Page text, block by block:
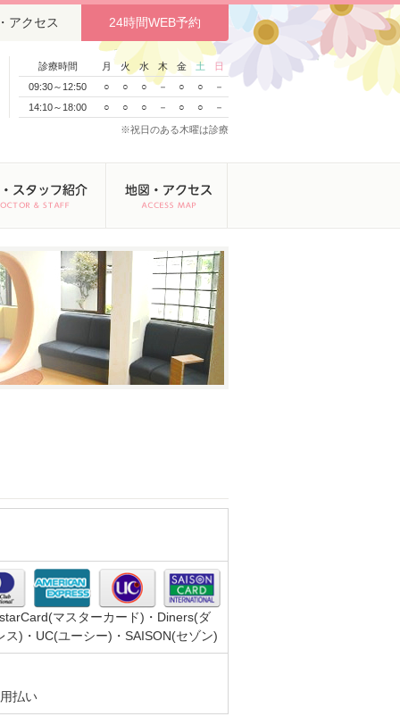
アクセス 24時間WEB予約
診療時間 月 火 水 木 金 土
日
09:30～12:50
○ ○ ○ － ○ ○
－
14:10～18:00
○ ○ ○ － ○ ○ －
※祝日のある木曜は診療
マスターカード)・Diners(ダ
)・UC(ユーシー)・SAISON(セゾン)
払い